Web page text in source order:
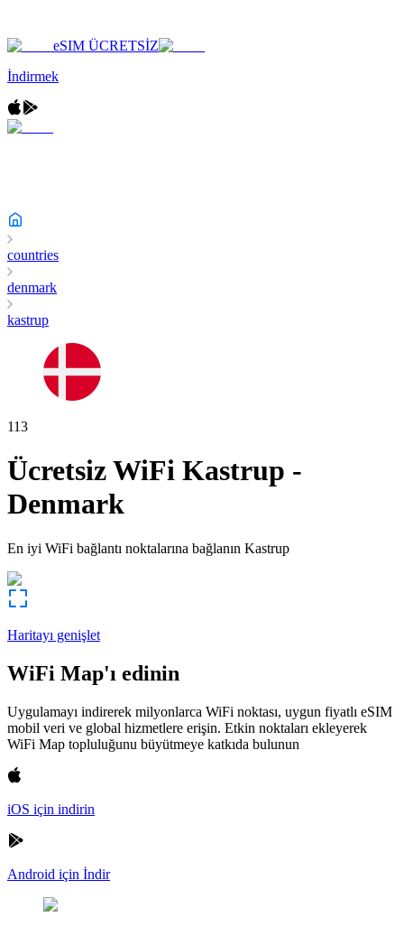
eSIM ÜCRETSİZ
İndirmek
countries
denmark
kastrup
113
Ücretsiz WiFi Kastrup -
Denmark
En iyi WiFi bağlantı noktalarına bağlanın Kastrup
Haritayı genişlet
WiFi Map'ı edinin
Uygulamayı indirerek milyonlarca WiFi noktası, uygun fiyatlı eSIM
mobil veri ve global hizmetlere erişin. Etkin noktaları ekleyerek
WiFi Map topluluğunu büyütmeye katkıda bulunun
iOS için indirin
Android için İndir